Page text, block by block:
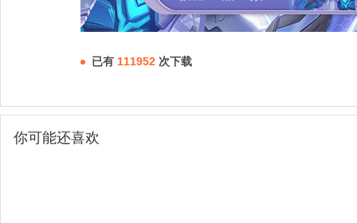
已有 111952 次下载
你可能还喜欢